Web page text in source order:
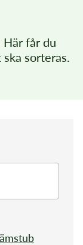
får du
sorteras.